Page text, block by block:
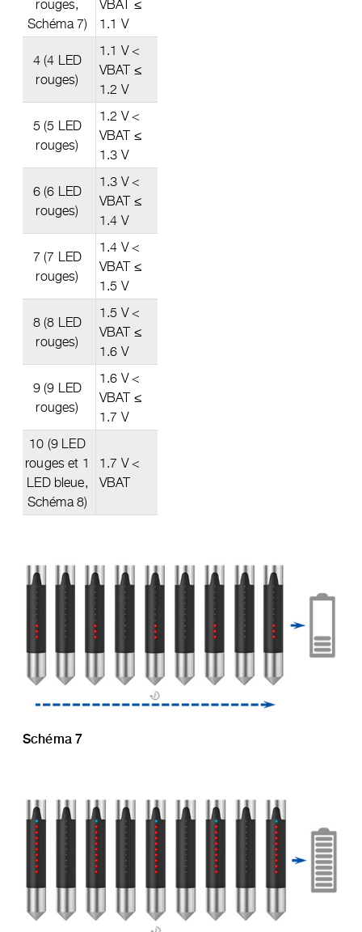
rouges,
Schéma 7)
VBAT ≤
1.1 V
4 (4 LED
rouges)
1.1 V <
VBAT ≤
1.2 V
5 (5 LED
rouges)
1.2 V <
VBAT ≤
1.3 V
6 (6 LED
rouges)
1.3 V <
VBAT ≤
1.4 V
7 (7 LED
rouges)
1.4 V <
VBAT ≤
1.5 V
8 (8 LED
rouges)
1.5 V <
VBAT ≤
1.6 V
9 (9 LED
rouges)
1.6 V <
VBAT ≤
1.7 V
10 (9 LED
rouges et 1
LED bleue,
Schéma 8)
1.7 V <
VBAT
Schéma 7